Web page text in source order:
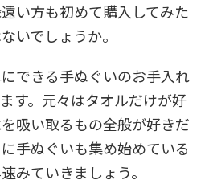
い方も初めて購入してみた
いでしょうか。
できる手ぬぐいのお手入れ
す。元々はタオルだけが好
吸い取るもの全般が好きだ
手ぬぐいも集め始めている
みていきましょう。